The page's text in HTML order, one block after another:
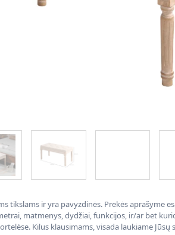
tikslams ir yra pavyzdinės. Prekės aprašyme
matmenys, dydžiai, funkcijos, ir/ar bet
Kilus klausimams, visada laukiame